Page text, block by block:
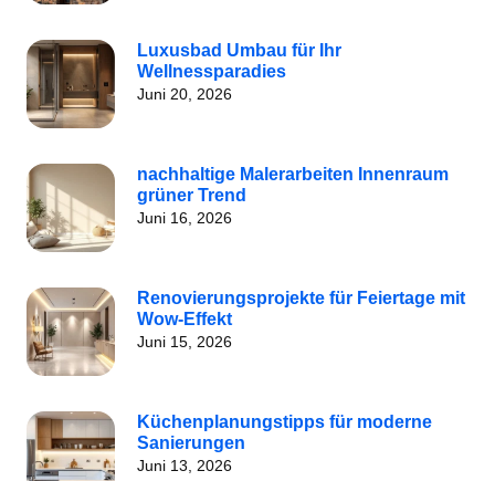
Luxusbad Umbau für Ihr
Wellnessparadies
Juni 20, 2026
nachhaltige Malerarbeiten Innenraum
grüner Trend
Juni 16, 2026
Renovierungsprojekte für Feiertage mit
Wow-Effekt
Juni 15, 2026
Küchenplanungstipps für moderne
Sanierungen
Juni 13, 2026